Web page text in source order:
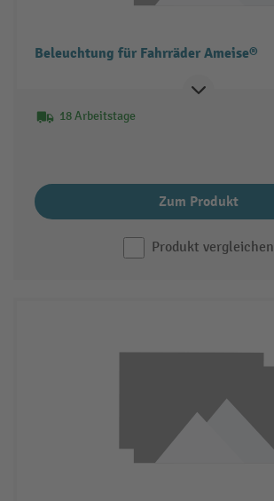
Beleuchtung für Fahrräder Ameise®
18 Arbeitstage
Zum Produkt
Produkt vergleichen